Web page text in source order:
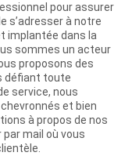
pour assurer
s’adresser à notre
implantée dans la
sommes un acteur
proposons des
défiant toute
service, nous
et bien
à propos de nos
mail où vous